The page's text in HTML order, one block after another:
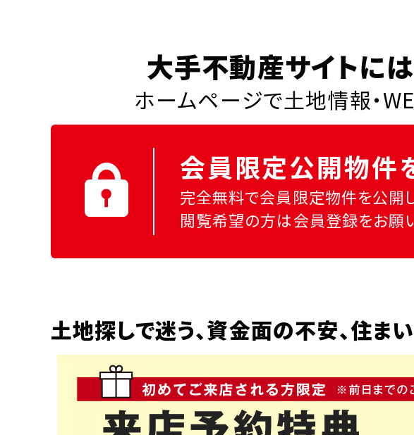
大手不動産サイトに
ホームページで土地情報・
会員限定公開物件
完全無料で会員限定物件を公開
閲覧希望の方は会員登録をお願
土地探しで迷う、資金面の不安、住ま